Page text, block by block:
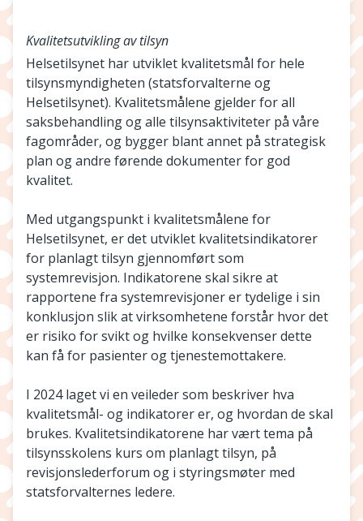
Kvalitetsutvikling av tilsyn
Helsetilsynet har utviklet kvalitetsmål for hele
tilsynsmyndigheten (statsforvalterne og
Helsetilsynet). Kvalitetsmålene gjelder for all
saksbehandling og alle tilsynsaktiviteter på våre
fagområder, og bygger blant annet på strategisk
plan og andre førende dokumenter for god
kvalitet.
Med utgangspunkt i kvalitetsmålene for
Helsetilsynet, er det utviklet kvalitetsindikatorer
for planlagt tilsyn gjennomført som
systemrevisjon. Indikatorene skal sikre at
rapportene fra systemrevisjoner er tydelige i sin
konklusjon slik at virksomhetene forstår hvor det
er risiko for svikt og hvilke konsekvenser dette
kan få for pasienter og tjenestemottakere.
I 2024 laget vi en veileder som beskriver hva
kvalitetsmål- og indikatorer er, og hvordan de skal
brukes. Kvalitetsindikatorene har vært tema på
tilsynsskolens kurs om planlagt tilsyn, på
revisjonslederforum og i styringsmøter med
statsforvalternes ledere.